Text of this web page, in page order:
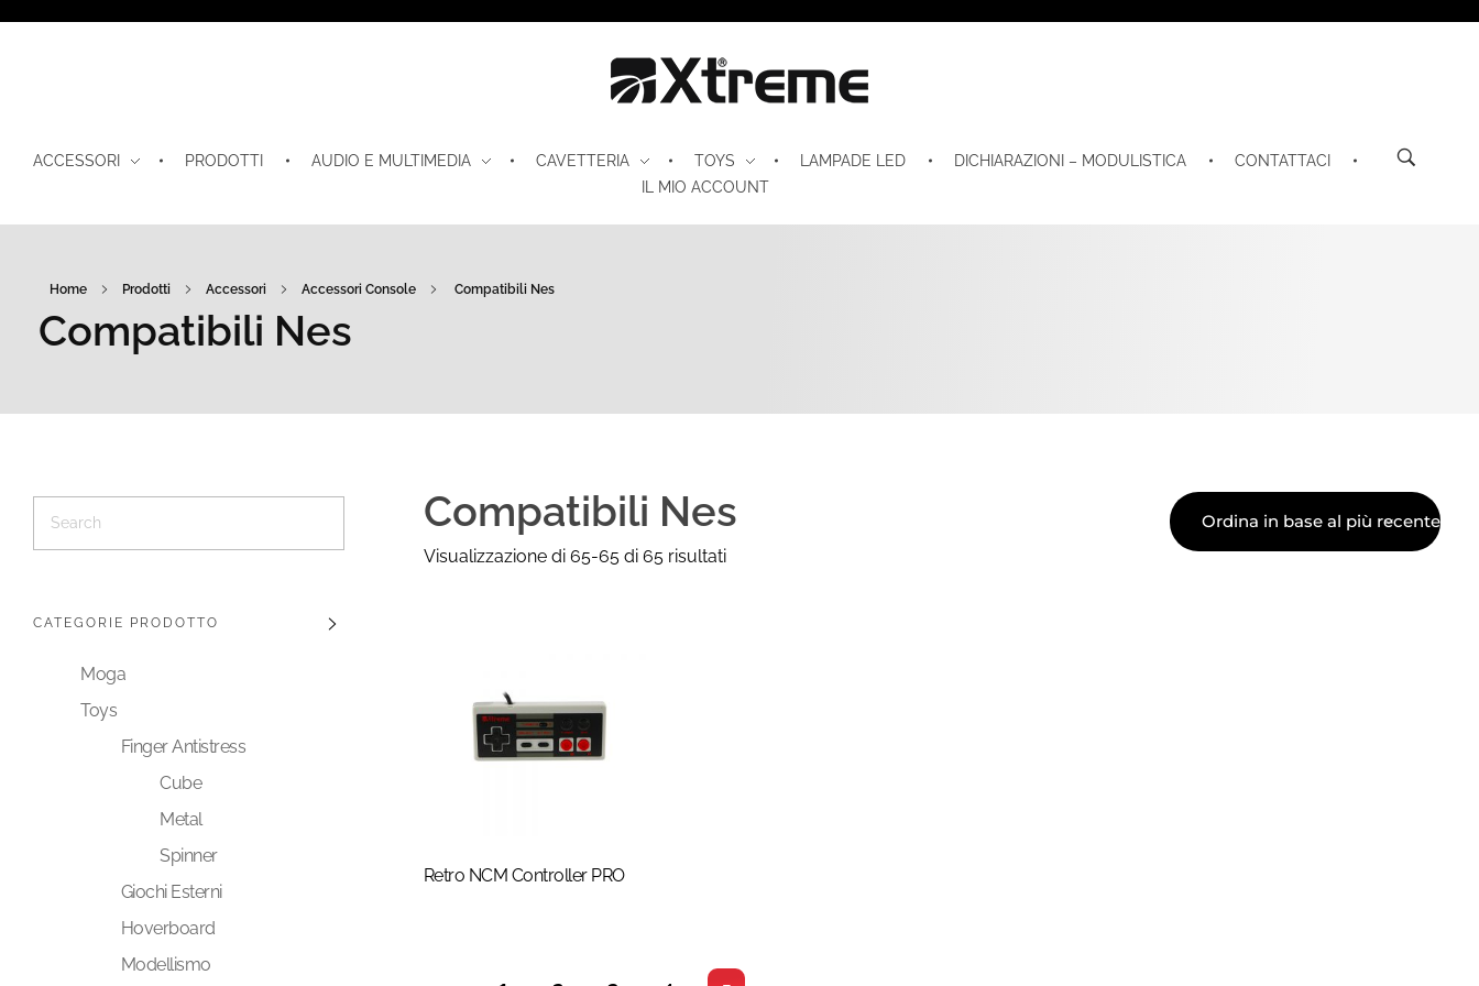
ACCESSORI PRODOTTI AUDIO E MULTIMEDIA CAVETTERIA TOYS LAMPADE LED DICHIARAZIONI – MODULISTICA
CONTATTACI
IL MIO ACCOUNT
Home Prodotti Accessori Accessori Console Compatibili Nes
Compatibili Nes
Compatibili Nes
Visualizzazione di 65-65 di 65 risultati
Retro NCM Controller PRO
CATEGORIE PRODOTTO
Moga
Toys
Finger Antistress
Cube
Metal
Spinner
Giochi Esterni
Hoverboard
Modellismo